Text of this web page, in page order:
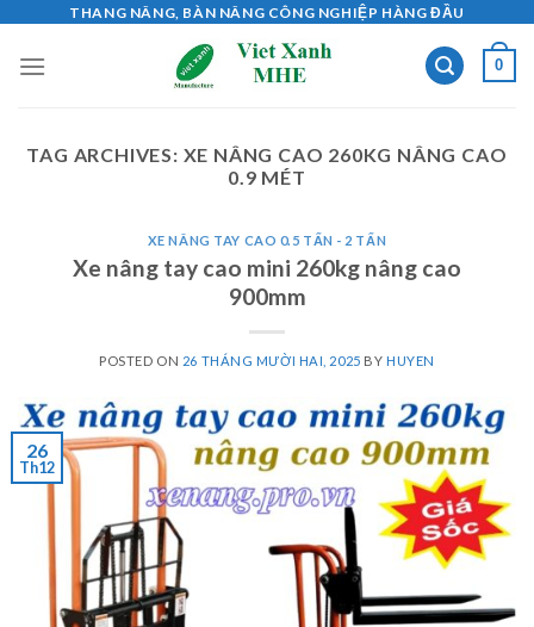
content
THANG NÂNG, BÀN NÂNG CÔNG NGHIỆP HÀNG ĐẦU
0
TAG ARCHIVES: XE NÂNG CAO 260KG NÂNG CAO
0.9 MÉT
XE NÂNG TAY CAO 0.5 TẤN - 2 TẤN
Xe nâng tay cao mini 260kg nâng cao
900mm
POSTED ON 26 THÁNG MƯỜI HAI, 2025 BY HUYEN
26
Th12